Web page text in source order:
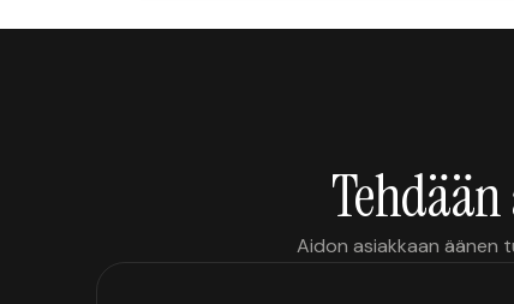
Aidon asiakkaan äänen